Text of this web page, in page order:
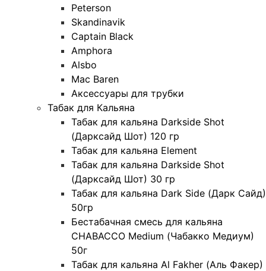
Peterson
Skandinavik
Captain Black
Amphora
Alsbo
Mac Baren
Аксессуары для трубки
Табак для Кальяна
Табак для кальяна Darkside Shot
(Дарксайд Шот) 120 гр
Табак для кальяна Element
Табак для кальяна Darkside Shot
(Дарксайд Шот) 30 гр
Табак для кальяна Dark Side (Дарк Сайд)
50гр
Бестабачная смесь для кальяна
CHABACCO Medium (Чабакко Медиум)
50г
Табак для кальяна Al Fakher (Аль Факер)